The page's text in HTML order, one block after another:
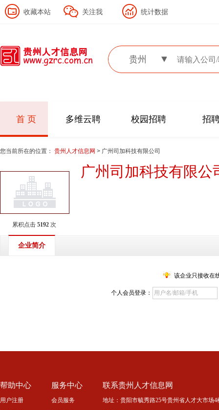
收藏本站 关注我 统计数据
贵州
首 页 多维云聘 校园招聘 招
您当前所在的位置： 贵州人才信息网 > 广州司加科技有限公司
累积点击 5192 次
广州司加科技有限公
企业简介
该企业只接收在
个人会员登录：
帮助中心
用户注册
服务中心
会员服务
联系贵州人才信息网
地址：贵阳市毓秀路25号贵州省人才大市场